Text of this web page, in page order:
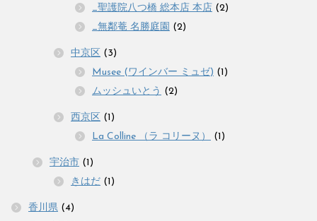
_聖護院八つ橋 総本店 本店 (2)
_無鄰菴 名勝庭園 (2)
中京区 (3)
Musee (ワインバー ミュゼ) (1)
ムッシュいとう (2)
西京区 (1)
La Colline （ラ コリーヌ）
(1)
宇治市 (1)
きはだ (1)
香川県 (4)